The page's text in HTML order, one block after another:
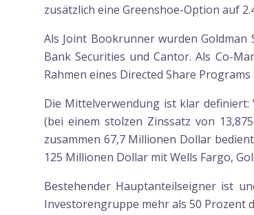
zusätzlich eine Greenshoe-Option auf
Als Joint Bookrunner wurden Goldman
Bank Securities und Cantor. Als Co-
Rahmen eines Directed Share
Die Mittelverwendung ist klar
(bei einem stolzen Zinssatz von
zusammen 67,7 Millionen Dollar
125 Millionen Dollar mit Wells Fargo,
Bestehender Hauptanteilseigner ist
Investorengruppe mehr als 50 Prozent